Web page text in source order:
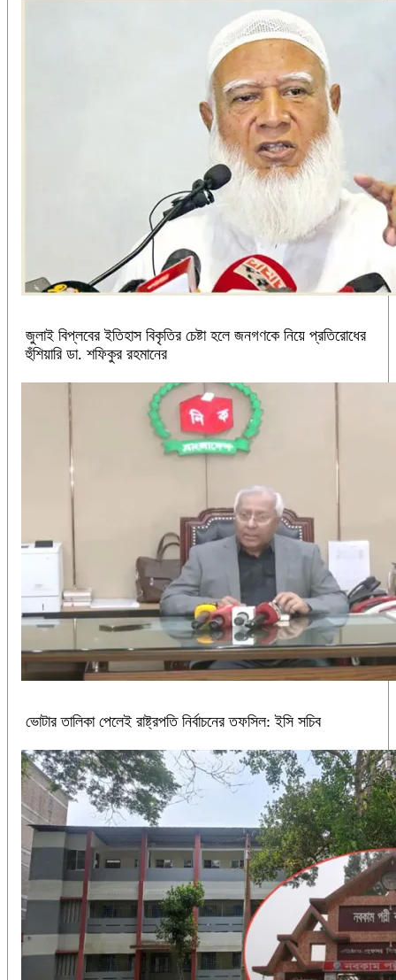
জুলাই বিপ্লবের ইতিহাস বিকৃতির চেষ্টা হলে জনগণকে নিয়ে প্রতিরোধের
হুঁশিয়ারি ডা. শফিকুর রহমানের
ভোটার তালিকা পেলেই রাষ্ট্রপতি নির্বাচনের তফসিল: ইসি সচিব